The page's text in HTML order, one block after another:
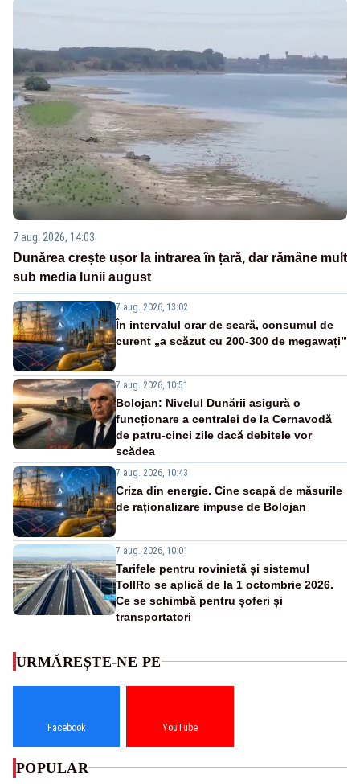
7 aug. 2026, 14:03
Dunărea crește ușor la intrarea în țară, dar rămâne mult
sub media lunii august
7 aug. 2026, 13:02
În intervalul orar de seară, consumul de
curent „a scăzut cu 200-300 de megawați”
7 aug. 2026, 10:51
Bolojan: Nivelul Dunării asigură o
funcționare a centralei de la Cernavodă
de patru-cinci zile dacă debitele vor
scădea
7 aug. 2026, 10:43
Criza din energie. Cine scapă de măsurile
de raționalizare impuse de Bolojan
7 aug. 2026, 10:01
Tarifele pentru rovinietă și sistemul
TollRo se aplică de la 1 octombrie 2026.
Ce se schimbă pentru șoferi și
transportatori
URMĂREȘTE-NE PE
Facebook YouTube
POPULAR